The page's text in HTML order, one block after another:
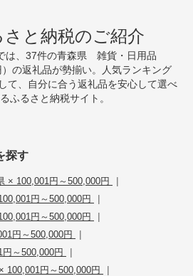
と納税のご紹介
は、37件の青森県 雑貨・日用品
）の返礼品が勢揃い。人気ランキング
て、自分に合う返礼品を安心して選べ
ふるさと納税サイト。
探す
× 100,001円～500,000円 |
円～500,000円 |
円～500,000円 |
円～500,000円 |
～500,000円 |
100,001円～500,000円 |